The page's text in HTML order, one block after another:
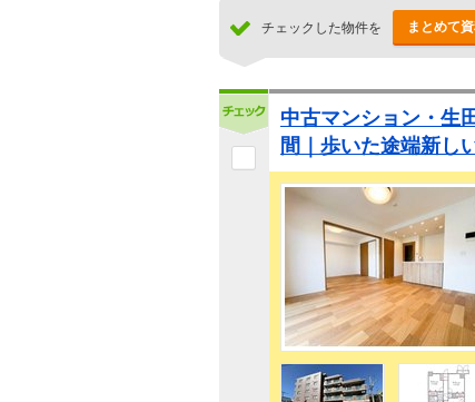
チェックした物件を まとめて
中古マンション・生
間｜歩いた途端新し